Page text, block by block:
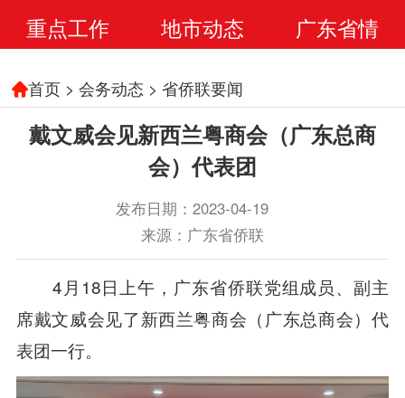
重点工作
地市动态 广东省情
首页 >会务动态 >省侨联要闻
戴文威会见新西兰粤商会（广东总商
会）代表团
发布日期：2023-04-19
来源：广东省侨联
4月18日上午，广东省侨联党组成员、副主
席戴文威会见了新西兰粤商会（广东总商会）代
表团一行。